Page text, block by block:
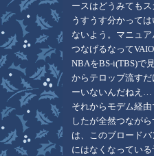
ースはどうみてもス
うすうす分かって
ないよう。マニュ
つなげるなって
NBAをBS-i(TBS)で
からテロップ流す
ーいないんだねえ…
それからモデム経
したが全然つなが
は、このブロード
にはなくなってい